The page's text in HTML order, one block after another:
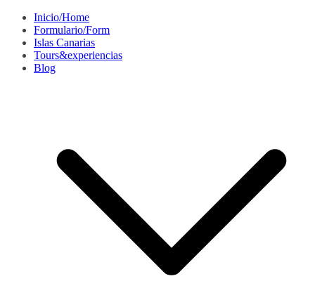
Saltar
contenido
Inicio/Home
Formulario/Form
Islas Canarias
Tours&experiencias
Blog